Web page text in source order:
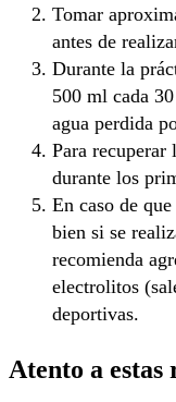
Tomar
antes de
Durante la
500 ml cada
agua perdida
Para
durante los
En caso de
bien si se
recomienda
electrolitos
deportivas.
Atento a estas